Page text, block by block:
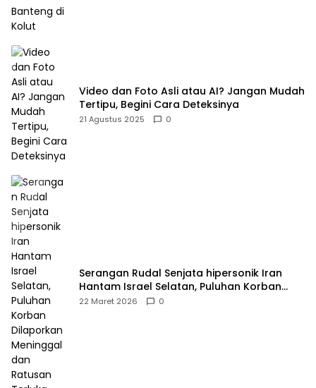
Video dan Foto Asli atau AI? Jangan Mudah
Tertipu, Begini Cara Deteksinya
21 Agustus 2025 0
Serangan Rudal Senjata hipersonik Iran
Hantam Israel Selatan, Puluhan Korban
Dilaporkan Meninggal dan Ratusan Terluka
22 Maret 2026 0